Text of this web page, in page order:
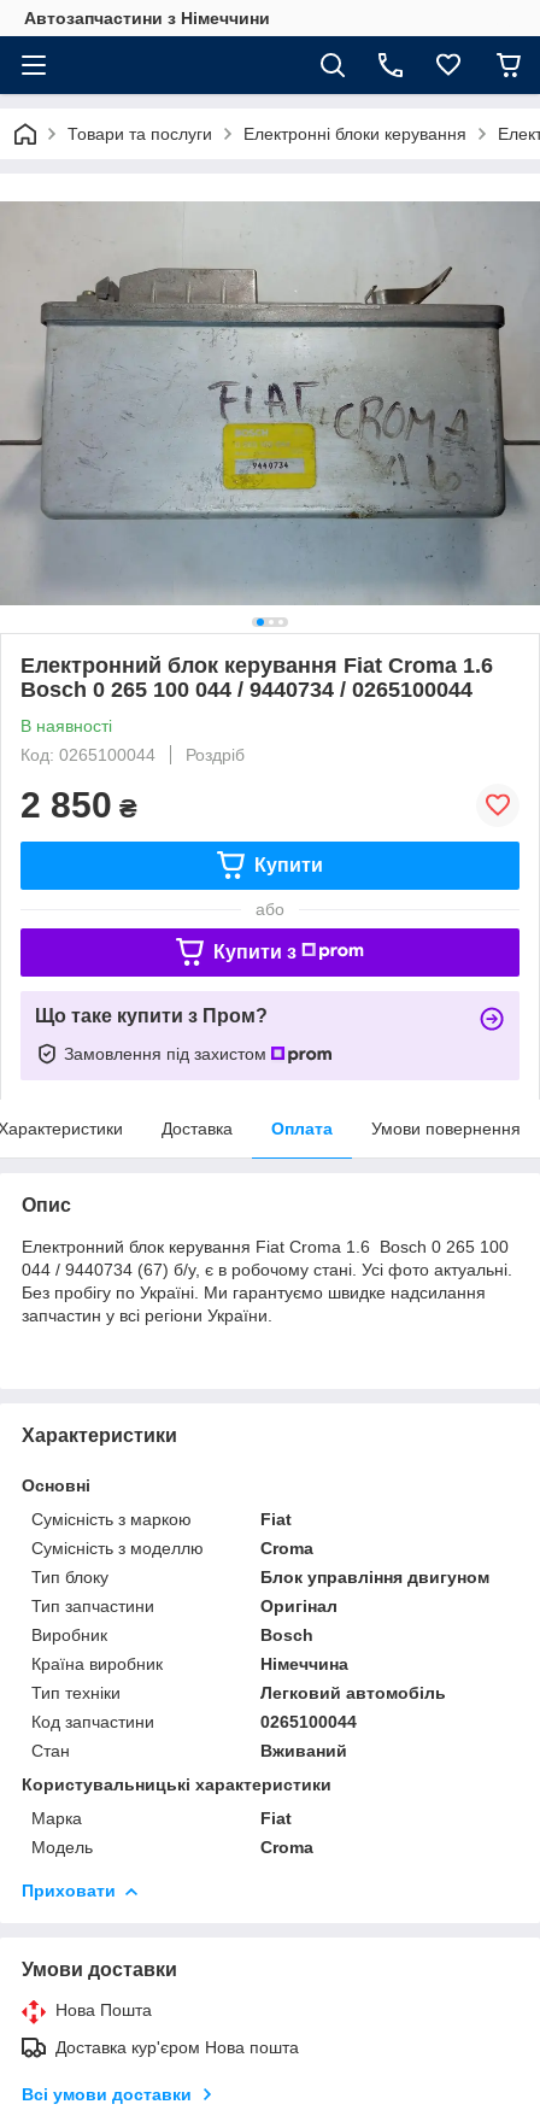
Автозапчастини з Німеччини
Товари та послуги Електронні блоки керування
Електронний блок керування Fiat Croma 1.6
Bosch 0 265 100 044 / 9440734 / 0265100044
В наявності
Код: 0265100044
Роздріб
2 850 ₴
Купити
або
Купити з
Що таке купити з Пром?
Замовлення під захистом
Доставка Оплата Умови повернення
Опис
Електронний блок керування Fiat Croma 1.6 Bosch 0 265 100
044 / 9440734 (67) б/у, є в робочому стані. Усі фото актуальні.
Без пробігу по Україні. Ми гарантуємо швидке надсилання
запчастин у всі регіони України.
Характеристики
Основні
Сумісність з маркою
Fiat
Сумісність з моделлю
Croma
Тип блоку
Блок управління двигуном
Тип запчастини
Оригінал
Виробник
Bosch
Країна виробник
Німеччина
Тип техніки
Легковий автомобіль
Код запчастини
0265100044
Стан
Вживаний
Користувальницькі характеристики
Марка
Fiat
Модель
Croma
Приховати
Умови доставки
Нова Пошта
Доставка кур'єром Нова пошта
Всі умови доставки